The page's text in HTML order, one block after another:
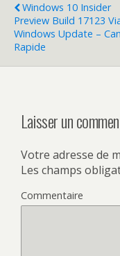
Windows 10 Insider
Preview Build 17123
Windows Update –
Rapide
Laisser un
Votre adresse de
Les champs
Commentaire